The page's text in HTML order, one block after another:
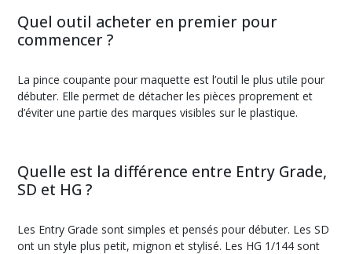
Quel outil acheter en premier pour
commencer ?
La pince coupante pour maquette est l’outil le plus utile pour
débuter. Elle permet de détacher les pièces proprement et
d’éviter une partie des marques visibles sur le plastique.
Quelle est la différence entre Entry Grade,
SD et HG ?
Les Entry Grade sont simples et pensés pour débuter. Les SD
ont un style plus petit, mignon et stylisé. Les HG 1/144 sont